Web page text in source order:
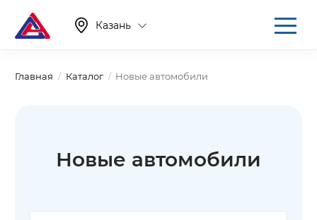
Казань
Главная Каталог Новые автомобили
Новые автомобили